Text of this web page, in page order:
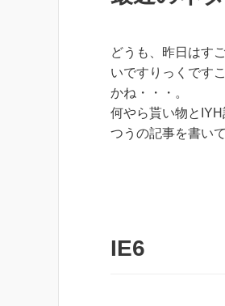
どうも、昨日はす
いですりっくです
かね・・・。
何やら貰い物と
つうの記事を書い
IE6